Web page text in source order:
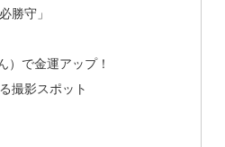
勝守」
）で金運アップ！
撮影スポット